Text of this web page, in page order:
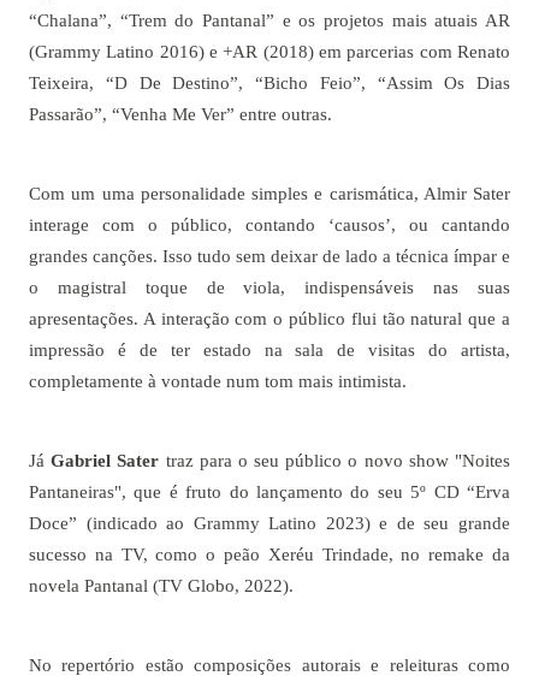
“Chalana”, “Trem do Pantanal” e os projetos mais atuais AR
(Grammy Latino 2016) e +AR (2018) em parcerias com Renato
Teixeira, “D De Destino”, “Bicho Feio”, “Assim Os Dias
Passarão”, “Venha Me Ver” entre outras.
Com um uma personalidade simples e carismática, Almir Sater
interage com o público, contando ‘causos’, ou cantando
grandes canções. Isso tudo sem deixar de lado a técnica ímpar e
o magistral toque de viola, indispensáveis nas suas
apresentações. A interação com o público flui tão natural que a
impressão é de ter estado na sala de visitas do artista,
completamente à vontade num tom mais intimista.
JáGabriel Sater traz para o seu público o novo show "Noites
Pantaneiras", que é fruto do lançamento do seu 5º CD “Erva
Doce” (indicado ao Grammy Latino 2023) e de seu grande
sucesso na TV, como o peão Xeréu Trindade, no remake da
novela Pantanal (TV Globo, 2022).
No repertório estão composições autorais e releituras como